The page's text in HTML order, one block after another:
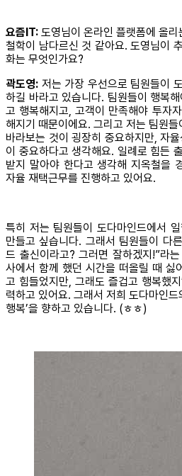
요즘IT: 도영님이 온라인 플랫폼에 올
철학이 남다르신 것 같아요. 도영님이
화는 무엇인가요?
곽도영: 저는 가장 우선으로 팀원들이
하길 바라고 있습니다. 팀원들이 행복
고 행복해지고, 고객이 만족해야 투자
해지기 때문이에요. 그리고 저는 팀원
바라보는 것이 굉장히 중요하지만, 자
이 중요하다고 생각해요. 일례로 힘든
받지 말아야 한다고 생각해 지옥철을
자율 재택근무를 진행하고 있어요.
특히 저는 팀원들이 도다마인드에서
만들고 싶습니다. 그래서 팀원들이 다
드 출신이라고? 그러면 잘하겠지!”라
사에서 함께 했던 시간을 떠올릴 때 싫
고 힘들었지만, 그래도 즐겁고 행복했
력하고 있어요. 그래서 저희 도다마인드
행복’을 향하고 있습니다. (ㅎㅎ)